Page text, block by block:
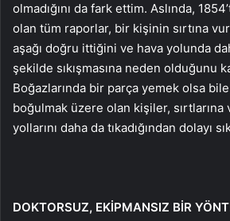
olmadığını da fark ettim. Aslında,
olan tüm raporlar, bir kişinin sırtına
aşağı doğru ittiğini ve hava yolunda
şekilde sıkışmasına neden olduğunu
Boğazlarında bir parça yemek olsa
boğulmak üzere olan kişiler,
yollarını daha da tıkadığından dolayı
DOKTORSUZ, EKİPMANSIZ BİR